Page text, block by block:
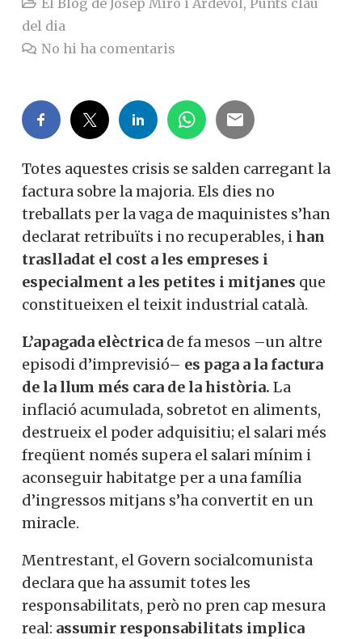
El Blog de Josep Miró i Ardèvol,Punts clau
del dia
No hi ha comentaris
Totes aquestes crisis se salden carregant la
factura sobre la majoria. Els dies no
treballats per la vaga de maquinistes s’han
declarat retribuïts i no recuperables, ihan
traslladat el cost a les empreses i
especialment a les petites i mitjanes que
constitueixen el teixit industrial català.
L’apagada elèctrica de fa mesos –un altre
episodi d’imprevisió– es paga a la factura
de la llum més cara de la història. La
inflació acumulada, sobretot en aliments,
destrueix el poder adquisitiu; el salari més
freqüent només supera el salari mínim i
aconseguir habitatge per a una família
d’ingressos mitjans s’ha convertit en un
miracle.
Mentrestant, el Govern socialcomunista
declara que ha assumit totes les
responsabilitats, però no pren cap mesura
real: assumir responsabilitats implica